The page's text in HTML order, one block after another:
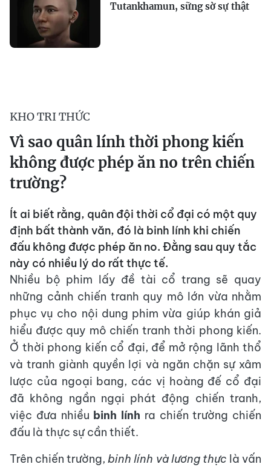
Tutankhamun, sững sờ sự thật
KHO TRI THỨC
Vì sao quân lính thời phong kiến
không được phép ăn no trên chiến
trường?
Ít ai biết rằng, quân đội thời cổ đại có một quy
định bất thành văn, đó là binh lính khi chiến
đấu không được phép ăn no. Đằng sau quy tắc
này có nhiều lý do rất thực tế.
Nhiều bộ phim lấy đề tài cổ trang sẽ quay
những cảnh chiến tranh quy mô lớn vừa nhằm
phục vụ cho nội dung phim vừa giúp khán giả
hiểu được quy mô chiến tranh thời phong kiến.
Ở thời phong kiến cổ đại, để mở rộng lãnh thổ
và tranh giành quyền lợi và ngăn chặn sự xâm
lược của ngoại bang, các vị hoàng đế cổ đại
đã không ngần ngại phát động chiến tranh,
việc đưa nhiều binh lính ra chiến trường chiến
đấu là thực sự cần thiết.
Trên chiến trường,binh lính và lương thực là vấn